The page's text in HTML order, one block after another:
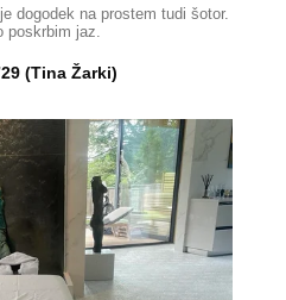
dogodek na prostem tudi šotor.
poskrbim jaz.
(Tina Žarki)